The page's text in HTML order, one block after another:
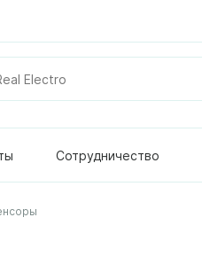
Сотрудничество